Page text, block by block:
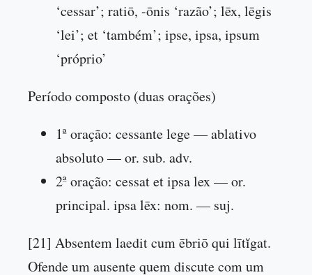
‘cessar’; ratiō, -ōnis ‘razão’; lēx, lēgis
‘lei’; et ‘também’; ipse, ipsa, ipsum
‘próprio’
Período composto (duas orações)
1ª oração: cessante lege — ablativo
absoluto — or. sub. adv.
2ª oração: cessat et ipsa lex — or.
principal. ipsa lēx: nom. — suj.
[21] Absentem laedit cum ēbriō qui lītĭgat.
Ofende um ausente quem discute com um